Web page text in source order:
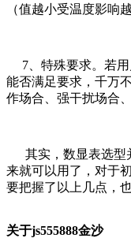
（值越小受温度影响
7、特殊要求。若用
能否满足要求，千万
作场合、强干扰场合
其实，数显表选型
来就可以用了，对于
要把握了以上几点，
关于js555888金沙